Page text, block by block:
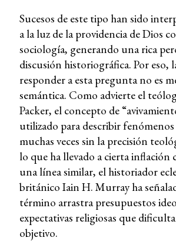
Sucesos de este tipo han sido
a la luz de la providencia de Dios
sociología, generando una rica
discusión historiográfica. Por eso,
responder a esta pregunta no es
semántica. Como advierte el
Packer, el concepto de
utilizado para describir fenómenos
muchas veces sin la precisión
lo que ha llevado a cierta inflación
una línea similar, el historiador
británico Iain H. Murray ha
término arrastra presupuestos
expectativas religiosas que
objetivo.